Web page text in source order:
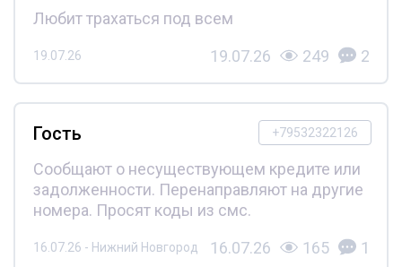
Любит трахаться под всем
19.07.26 19.07.26 249 2
+79532322126
Гость
Сообщают о несуществующем кредите или
задолженности. Перенаправляют на другие
номера. Просят коды из смс.
16.07.26 - Нижний Новгород 16.07.26 165 1